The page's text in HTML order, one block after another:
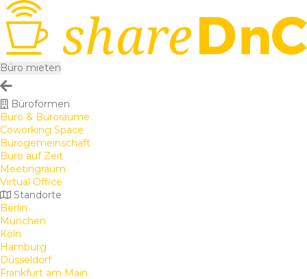
Büro mieten
Büroformen
Büro & Büroräume
Coworking Space
Bürogemeinschaft
Büro auf Zeit
Meetingraum
Virtual Office
Standorte
Berlin
München
Köln
Hamburg
Düsseldorf
Frankfurt am Main